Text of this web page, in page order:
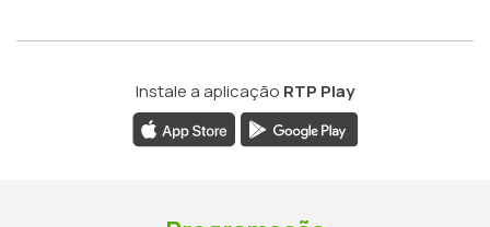
Instale a aplicação RTP Play